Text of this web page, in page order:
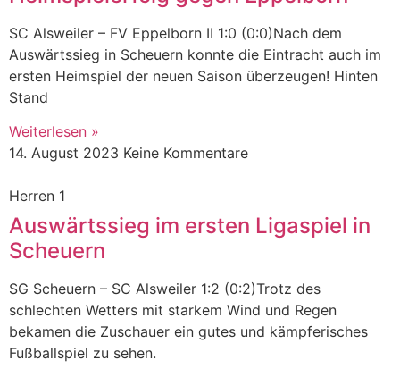
SC Alsweiler – FV Eppelborn II 1:0 (0:0)Nach dem
Auswärtssieg in Scheuern konnte die Eintracht auch im
ersten Heimspiel der neuen Saison überzeugen! Hinten
Stand
Weiterlesen »
14. August 2023 Keine Kommentare
Herren 1
Auswärtssieg im ersten Ligaspiel in
Scheuern
SG Scheuern – SC Alsweiler 1:2 (0:2)Trotz des
schlechten Wetters mit starkem Wind und Regen
bekamen die Zuschauer ein gutes und kämpferisches
Fußballspiel zu sehen.